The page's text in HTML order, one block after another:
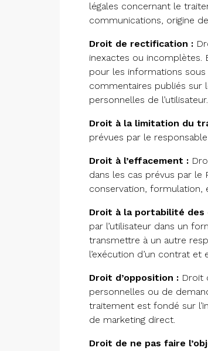
légales concernant le
communications, origine
Droit de rectification :
inexactes ou incomplètes.
pour les informations
commentaires publiés sur
personnelles de l’utilisateur.
Droit à la limitation du
prévues par le
Droit à l’effacement :
dans les cas prévus par le
conservation, formulation,
Droit à la portabilité des
par l’utilisateur dans un
transmettre à un autre
l’exécution d’un contrat
Droit d’opposition : Droit
personnelles ou de
traitement est fondé sur
de marketing direct.
Droit de ne pas faire